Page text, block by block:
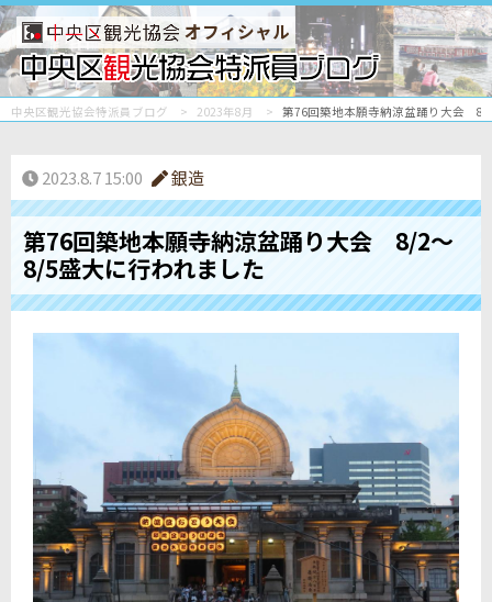
オフィシャル
中央区観光協会特派員ブログ 2023年8月 第76回築地本願寺納涼盆踊り大会 8/
2023.8.7 15:00 銀造
第76回築地本願寺納涼盆踊り大会 8/2～
8/5盛大に行われました